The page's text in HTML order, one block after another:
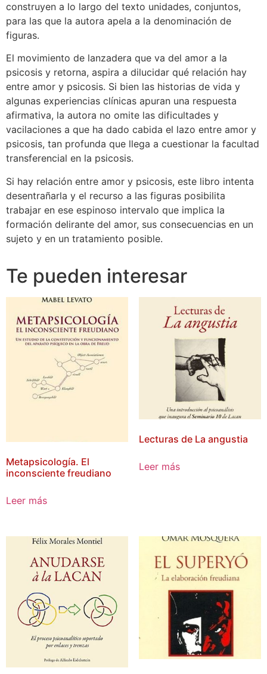
construyen a lo largo del texto unidades, conjuntos,
para las que la autora apela a la denominación de
figuras.
El movimiento de lanzadera que va del amor a la
psicosis y retorna, aspira a dilucidar qué relación hay
entre amor y psicosis. Si bien las historias de vida y
algunas experiencias clínicas apuran una respuesta
afirmativa, la autora no omite las dificultades y
vacilaciones a que ha dado cabida el lazo entre amor y
psicosis, tan profunda que llega a cuestionar la facultad
transferencial en la psicosis.
Si hay relación entre amor y psicosis, este libro intenta
desentrañarla y el recurso a las figuras posibilita
trabajar en ese espinoso intervalo que implica la
formación delirante del amor, sus consecuencias en un
sujeto y en un tratamiento posible.
Te pueden interesar
Metapsicología. El
inconsciente freudiano
Leer más
Lecturas de La angustia
Leer más